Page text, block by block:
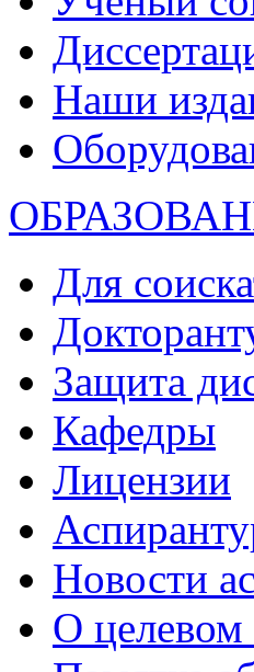
Наши
Для
Защита
Кафедры
Лицензии
Новости
О целевом